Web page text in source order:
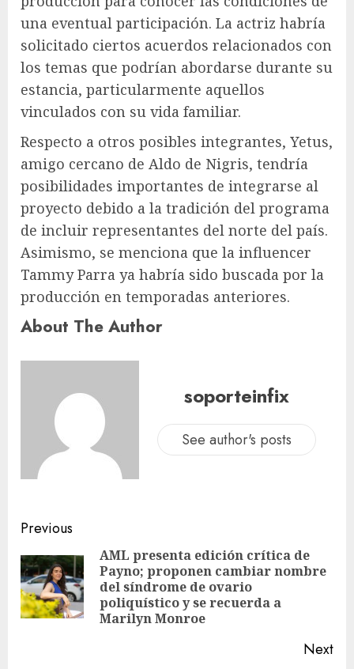
una eventual participación. La actriz habría
solicitado ciertos acuerdos relacionados con
los temas que podrían abordarse durante su
estancia, particularmente aquellos
vinculados con su vida familiar.
Respecto a otros posibles integrantes, Yetus,
amigo cercano de Aldo de Nigris, tendría
posibilidades importantes de integrarse al
proyecto debido a la tradición del programa
de incluir representantes del norte del país.
Asimismo, se menciona que la influencer
Tammy Parra ya habría sido buscada por la
producción en temporadas anteriores.
About The Author
soporteinfix
See author's posts
Previous
AML presenta edición crítica de
Payno; proponen cambiar nombre
del síndrome de ovario
poliquístico y se recuerda a
Marilyn Monroe
Next